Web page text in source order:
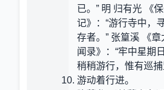
已。” 明 归有光 《
记》：“游行寺中，
存者。” 张篁溪 《
闻录》：“牢中星期
稍稍游行，惟有巡捕
游动着行进。